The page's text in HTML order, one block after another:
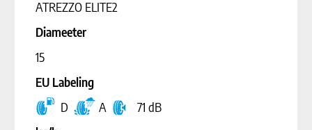
ATREZZO ELITE2
Diameeter
15
EU Labeling
D
A
71 dB